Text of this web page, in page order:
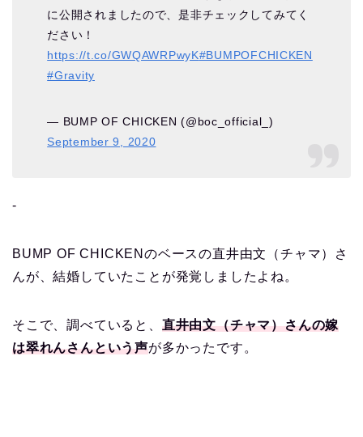
に公開されましたので、是非チェックしてみてく
ださい！
https://t.co/GWQAWRPwyK#BUMPOFCHICKEN
#Gravity
— BUMP OF CHICKEN (@boc_official_)
September 9, 2020
‐
BUMP OF CHICKENのベースの直井由文（チャマ）さ
んが、結婚していたことが発覚しましたよね。
そこで、調べていると、 直井由文（チャマ）さんの嫁
は翠れんさんという声が多かったです。